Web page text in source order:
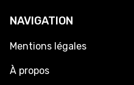
NAVIGATION
Mentions légales
À propos